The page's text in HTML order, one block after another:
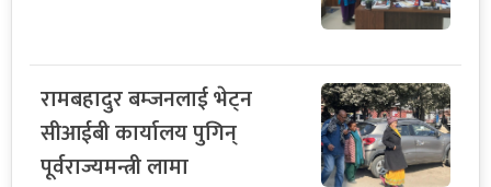
रामबहादुर बम्जनलाई भेट्न
सीआईबी कार्यालय पुगिन्
पूर्वराज्यमन्त्री लामा